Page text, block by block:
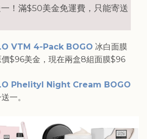
！滿$50美金免運費，只能寄送
VTM 4-Pack BOGO 冰白面膜
$96美金，現在兩盒8組面膜$96
Phelityl Night Cream BOGO
一。